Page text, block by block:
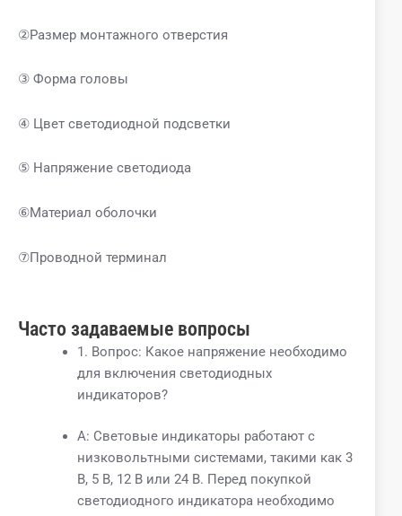
②Размер монтажного отверстия
③ Форма головы
④ Цвет светодиодной подсветки
⑤ Напряжение светодиода
⑥Материал оболочки
⑦Проводной терминал
Часто задаваемые вопросы
1. Вопрос: Какое напряжение необходимо
для включения светодиодных
индикаторов?
A: Световые индикаторы работают с
низковольтными системами, такими как 3
В, 5 В, 12 В или 24 В. Перед покупкой
светодиодного индикатора необходимо